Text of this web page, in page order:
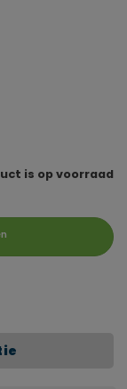
is op voorraad